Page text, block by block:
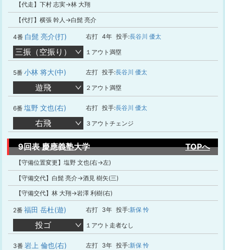
【代走】下村 志実→林 大翔
【代打】横張 幹人→白髭 亮介
4番 白髭 亮介(打) 右打 4年 投手:長谷川 優太
三振（空振り） １アウト満塁
5番 小林 将大(中) 左打 投手:長谷川 優太
遊飛 ２アウト満塁
6番 塩野 文也(右) 右打 投手:長谷川 優太
右飛 ３アウトチェンジ
9回表 慶應義塾大学 TOPへ
【守備位置変更】塩野 文也(右→左)
【守備交代】白髭 亮介→酒見 樹矢(三)
【守備交代】林 大翔→岩澤 利樹(右)
2番 福田 岳杜(遊) 右打 3年 投手:新保 怜
投ゴ １アウト走者なし
3番 岩上 倫也(右) 左打 3年 投手:新保 怜